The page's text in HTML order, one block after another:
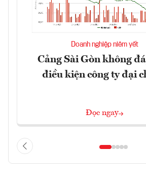
Doanh nghiệp niêm yết
Cảng Sài Gòn không
điều kiện công ty đại
Đọc ngay